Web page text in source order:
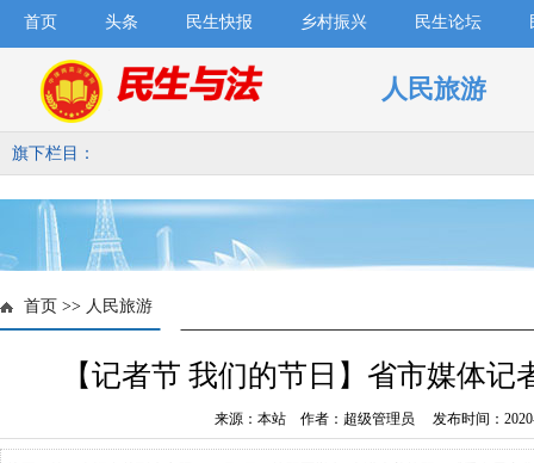
首页 头条 民生快报 乡村振兴 民生论坛
人民旅游
旗下栏目：
首页 >> 人民旅游
【记者节 我们的节日】省市媒体记
来源：本站 作者：超级管理员 发布时间：